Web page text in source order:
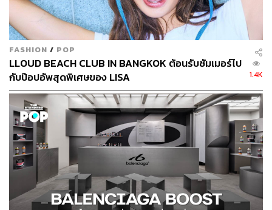
FASHION / POP
LLOUD BEACH CLUB IN BANGKOK ต้อนรับซัมเมอร์ไป
กับป๊อปอัพสุดพิเศษของ LISA
1.4K